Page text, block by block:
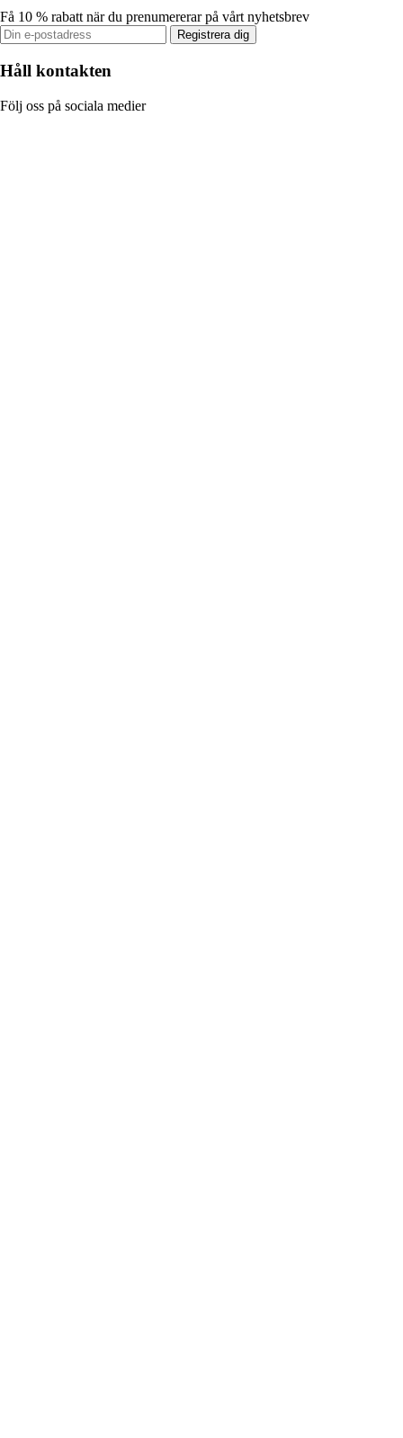
Få 10 % rabatt när du prenumererar på vårt nyhetsbrev
Registrera dig
Håll kontakten
Följ oss på sociala medier